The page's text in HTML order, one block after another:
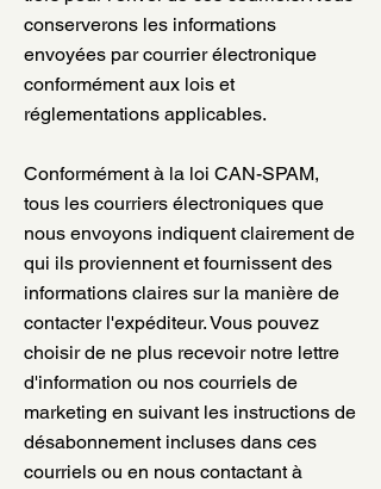
conserverons les informations
envoyées par courrier électronique
conformément aux lois et
réglementations applicables.
Conformément à la loi CAN-SPAM,
tous les courriers électroniques que
nous envoyons indiquent clairement de
qui ils proviennent et fournissent des
informations claires sur la manière de
contacter l'expéditeur. Vous pouvez
choisir de ne plus recevoir notre lettre
d'information ou nos courriels de
marketing en suivant les instructions de
désabonnement incluses dans ces
courriels ou en nous contactant à